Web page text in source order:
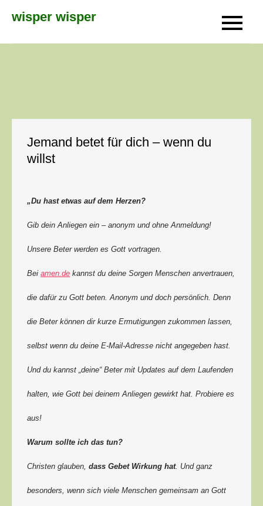
wisper wisper
Jemand betet für dich – wenn du
willst
„Du hast etwas auf dem Herzen?
Gib dein Anliegen ein – anonym und ohne Anmeldung!
Unsere Beter werden es Gott vortragen.
Bei amen.de kannst du deine Sorgen Menschen anvertrauen,
die dafür zu Gott beten. Anonym und doch persönlich. Denn
die Beter können dir kurze Ermutigungen zukommen lassen,
selbst wenn du deine E-Mail-Adresse nicht angegeben hast.
Und du kannst „deine“ Beter mit Updates auf dem Laufenden
halten, wie Gott bei deinem Anliegen gewirkt hat. Probiere es
aus!
Warum sollte ich das tun?
Christen glauben, dass Gebet Wirkung hat. Und ganz
besonders, wenn sich viele Menschen gemeinsam an Gott